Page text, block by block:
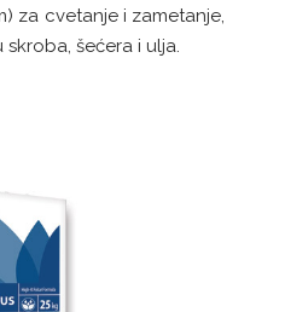
za cvetanje i zametanje,
šećera i ulja.